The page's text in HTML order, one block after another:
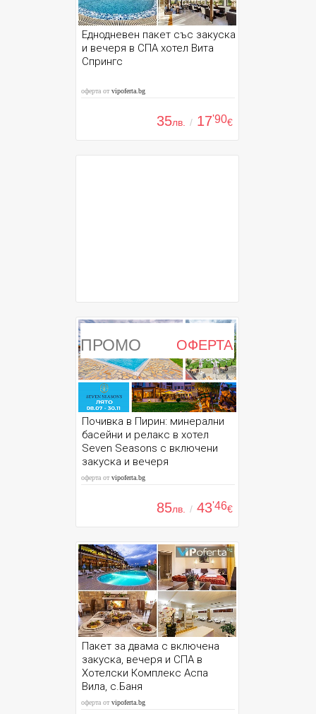
Еднодневен пакет със закуска
и вечеря в СПА хотел Вита
Спрингс
оферта отvipoferta.bg
35лв. / 17'90€
ПРОМО ОФЕРТА
Почивка в Пирин: минерални
басейни и релакс в хотел
Seven Seasons с включени
закуска и вечеря
оферта отvipoferta.bg
85лв. / 43'46€
Пакет за двама с включена
закуска, вечеря и СПА в
Хотелски Комплекс Аспа
Вила, с.Баня
оферта отvipoferta.bg